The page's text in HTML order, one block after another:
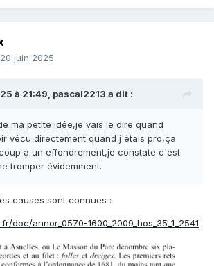
juin 2025
à 21:49, pascal2213 a dit :
ma petite idée,je vais le dire quand
vécu directement quand j'étais pro,ça
à un effondrement,je constate c'est
tromper évidemment.
causes sont connues :
doc/annor_0570-1600_2009_hos_35_1_2541